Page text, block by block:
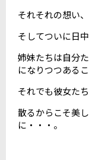
それそれの想い
そしてついに日
姉妹たちは自分
になりつつある
それでも彼女た
散るからこそ美
に・・・。